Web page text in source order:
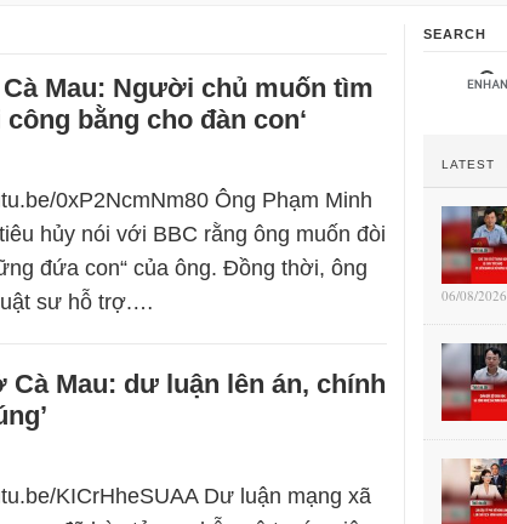
Cà Mau: Người chủ muốn tìm
bằng cho đàn con‘
0xP2NcmNm80 Ông Phạm Minh
hủy nói với BBC rằng ông muốn đòi
đứa con“ của ông. Đồng thời, ông
sư hỗ trợ.…
Cà Mau: dư luận lên án, chính
KICrHheSUAA Dư luận mạng xã
SEARCH
LATEST
06/08/2026